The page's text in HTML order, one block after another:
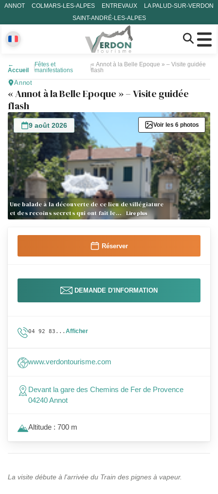
ANNOT COLMARS-LES-ALPES ENTREVAUX
LA PALUD-SUR-VERDON
SAINT-ANDRÉ-LES-ALPES
←
Accueil
Fêtes et
manifestations
« Annot à la Belle Epoque » – Visite guidée
flash
Annot
« Annot à la Belle Epoque » – Visite guidée
flash
9 août 2026
Une balade à la découverte de ce lieu de villégiature
et des recoins secrets qui ont fait le…
Lire plus
Voir les 6 photos
La visite débute à l'arrivée du Train des pignes à vapeur.
Réserver
DEMANDE D'INFORMATION
04 92 83... Afficher
www.verdontourisme.com
Devant la gare des Chemins de Fer de Provence
04240 Annot
Altitude : 700 m